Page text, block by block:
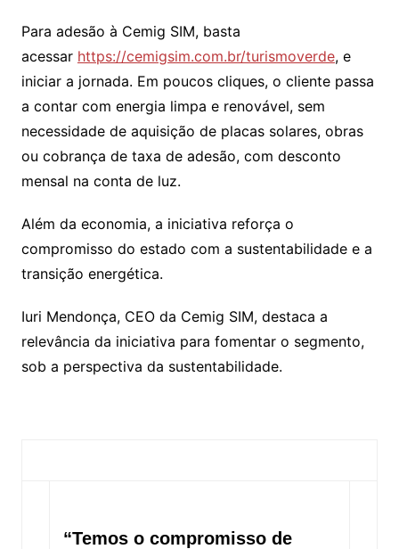
Para adesão à Cemig SIM, basta
acessar https://cemigsim.com.br/turismoverde, e
iniciar a jornada. Em poucos cliques, o cliente passa
a contar com energia limpa e renovável, sem
necessidade de aquisição de placas solares, obras
ou cobrança de taxa de adesão, com desconto
mensal na conta de luz.
Além da economia, a iniciativa reforça o
compromisso do estado com a sustentabilidade e a
transição energética.
Iuri Mendonça, CEO da Cemig SIM, destaca a
relevância da iniciativa para fomentar o segmento,
sob a perspectiva da sustentabilidade.
“Temos o compromisso de